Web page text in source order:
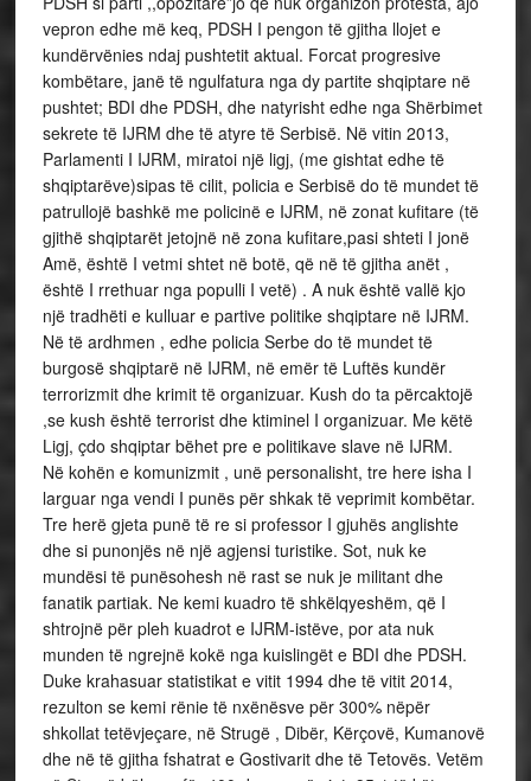
vepron edhe më keq, PDSH I pengon të gjitha llojet e
kundërvënies ndaj pushtetit aktual. Forcat progresive
kombëtare, janë të ngulfatura nga dy partite shqiptare në
pushtet; BDI dhe PDSH, dhe natyrisht edhe nga Shërbimet
sekrete të IJRM dhe të atyre të Serbisë. Në vitin 2013,
Parlamenti I IJRM, miratoi një ligj, (me gishtat edhe të
shqiptarëve)sipas të cilit, policia e Serbisë do të mundet të
patrullojë bashkë me policinë e IJRM, në zonat kufitare (të
gjithë shqiptarët jetojnë në zona kufitare,pasi shteti I jonë
Amë, është I vetmi shtet në botë, që në të gjitha anët ,
është I rrethuar nga populli I vetë) . A nuk është vallë kjo
një tradhëti e kulluar e partive politike shqiptare në IJRM.
Në të ardhmen , edhe policia Serbe do të mundet të
burgosë shqiptarë në IJRM, në emër të Luftës kundër
terrorizmit dhe krimit të organizuar. Kush do ta përcaktojë
,se kush është terrorist dhe ktiminel I organizuar. Me këtë
Ligj, çdo shqiptar bëhet pre e politikave slave në IJRM.
Në kohën e komunizmit , unë personalisht, tre here isha I
larguar nga vendi I punës për shkak të veprimit kombëtar.
Tre herë gjeta punë të re si professor I gjuhës anglishte
dhe si punonjës në një agjensi turistike. Sot, nuk ke
mundësi të punësohesh në rast se nuk je militant dhe
fanatik partiak. Ne kemi kuadro të shkëlqyeshëm, që I
shtrojnë për pleh kuadrot e IJRM-istëve, por ata nuk
munden të ngrejnë kokë nga kuislingët e BDI dhe PDSH.
Duke krahasuar statistikat e vitit 1994 dhe të vitit 2014,
rezulton se kemi rënie të nxënësve për 300% nëpër
shkollat tetëvjeçare, në Strugë , Dibër, Kërçovë, Kumanovë
dhe në të gjitha fshatrat e Gostivarit dhe të Tetovës. Vetëm